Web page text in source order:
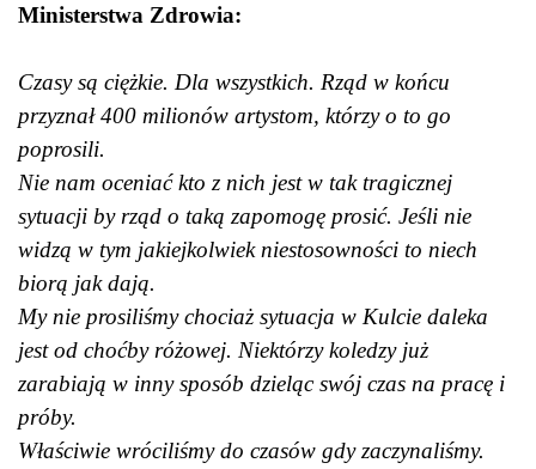
Ministerstwa Zdrowia:
Czasy są ciężkie. Dla wszystkich. Rząd w końcu
przyznał 400 milionów artystom, którzy o to go
poprosili.
Nie nam oceniać kto z nich jest w tak tragicznej
sytuacji by rząd o taką zapomogę prosić. Jeśli nie
widzą w tym jakiejkolwiek niestosowności to niech
biorą jak dają.
My nie prosiliśmy chociaż sytuacja w Kulcie daleka
jest od choćby różowej. Niektórzy koledzy już
zarabiają w inny sposób dzieląc swój czas na pracę i
próby.
Właściwie wróciliśmy do czasów gdy zaczynaliśmy.